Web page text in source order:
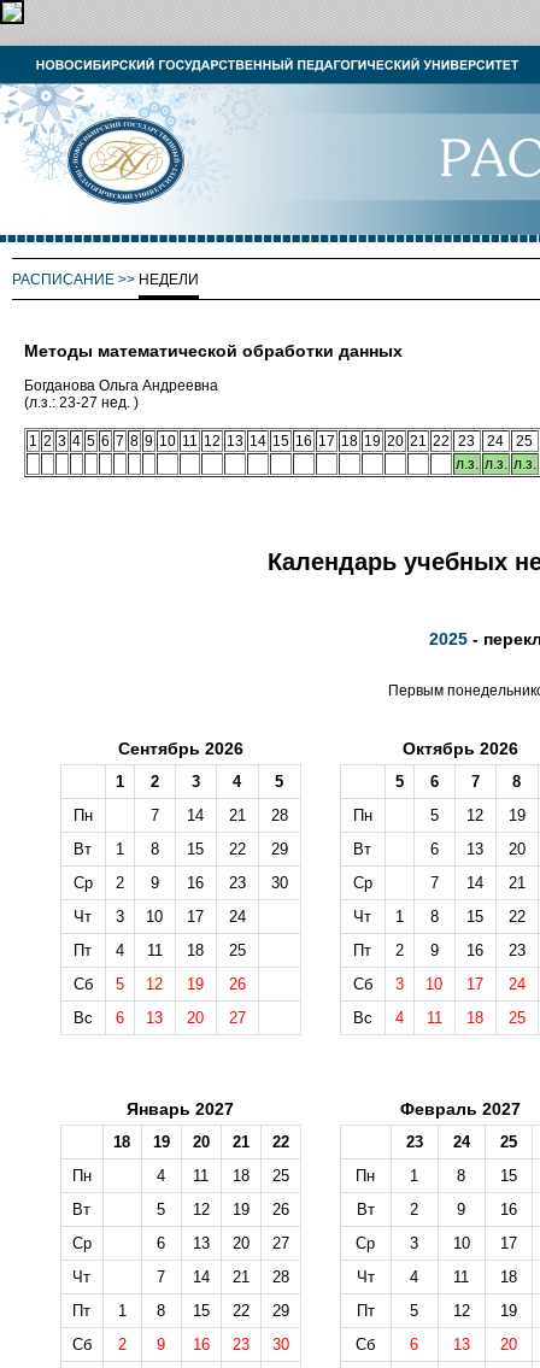
РАСПИСАНИЕ >> НЕДЕЛИ
Методы математической обработки данных
Богданова Ольга Андреевна
(л.з.: 23-27 нед. )
1 2 3 4 5 6 7 8 9 10 11 12 13 14 15 16 17 18 19 20 21 22 23 24
25
л.з. л.з. л.з.
Календарь учебных
2025 -
Первым
Сентябрь 2026
1 2 3 4
5
Пн
7 14 21
28
Вт
1 8 15 22
29
Ср
2 9 16 23
30
Чт
3 10 17
24
Пт
4 11 18
25
Сб
5 12 19
26
Вс
6 13 20 27
Октябрь 2026
5 6 7
8
Пн
5 12
19
Вт
6 13
20
Ср
7 14
21
Чт
1 8 15
22
Пт
2 9 16
23
Сб
3 10 17
24
Вс
4 11 18 25
Январь 2027
18 19 20 21
22
Пн
4 11 18
25
Вт
5 12 19
26
Ср
6 13 20
27
Чт
7 14 21
28
Пт
1 8 15 22
29
Сб
2 9 16 23
30
Февраль 2027
23 24
25
Пн
1 8
15
Вт
2 9
16
Ср
3 10
17
Чт
4 11
18
Пт
5 12
19
Сб
6 13
20